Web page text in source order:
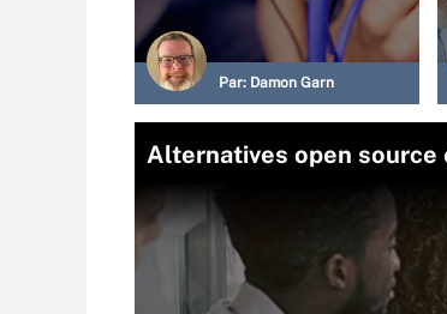
Par: Damon Garn
Alternatives open source